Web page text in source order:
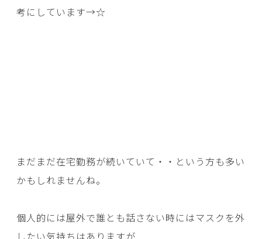
考にしています→☆
まだまだ在宅勤務が続いていて・・という方も多い
かもしれませんね。
個人的には屋外で誰とも話さない時にはマスクを外
したい気持ちはありますが